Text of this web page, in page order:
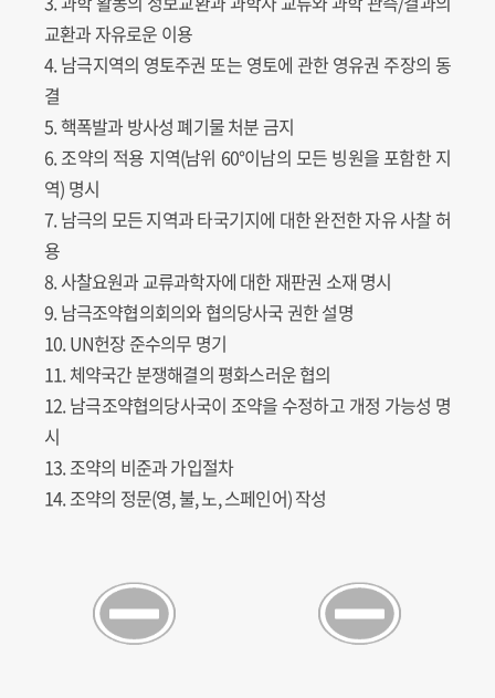
교환과 자유로운 이용
4. 남극지역의 영토주권 또는 영토에 관한 영유권 주장의 동
결
5. 핵폭발과 방사성 폐기물 처분 금지
6. 조약의 적용 지역(남위 60°이남의 모든 빙원을 포함한 지
역) 명시
7. 남극의 모든 지역과 타국기지에 대한 완전한 자유 사찰 허
용
8. 사찰요원과 교류과학자에 대한 재판권 소재 명시
9. 남극조약협의회의와 협의당사국 권한 설명
10. UN헌장 준수의무 명기
11. 체약국간 분쟁해결의 평화스러운 협의
12. 남극조약협의당사국이 조약을 수정하고 개정 가능성 명
시
13. 조약의 비준과 가입절차
14. 조약의 정문(영, 불, 노, 스페인어) 작성